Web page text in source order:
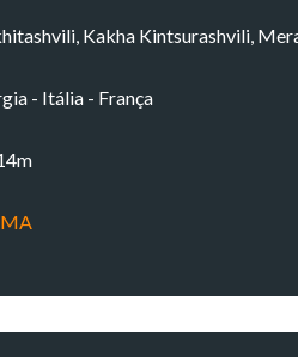
Kakha Kintsurashvili,
- Itália - França